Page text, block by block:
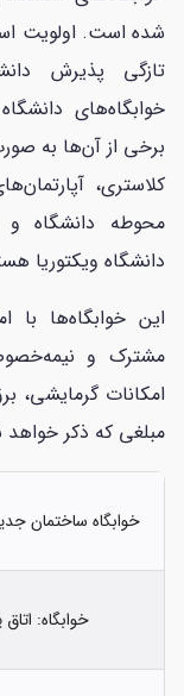
شده است. اولویت
تازگی پذیرش
خوابگاه‌های
برخی از آن‌ها به
کلاستری،
محوطه دانشگاه و
دانشگاه ویکتوریا
این خوابگاه‌ها
مشترک و
امکانات گرمایشی،
مبلغی که ذکر
خوابگاه ساختمان
خوابگاه: